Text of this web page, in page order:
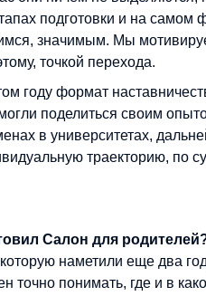
подготовки и на
значимым. Мы
точкой перехода.
году формат
поделиться своим
в университетах,
траекторию, по
Салон для
наметили еще два
точно понимать, где и в